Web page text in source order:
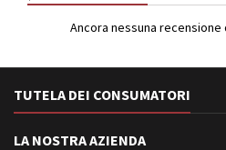
Ancora nessuna
TUTELA DEI CONSUMATORI
LA NOSTRA AZIENDA